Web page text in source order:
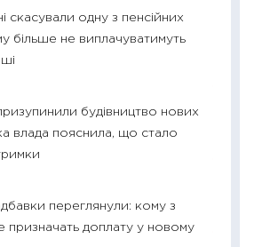
скасували одну з пенсійних
більше не виплачуватимуть
будівництво нових
влада пояснила, що стало
переглянули: кому з
призначать доплату у новому